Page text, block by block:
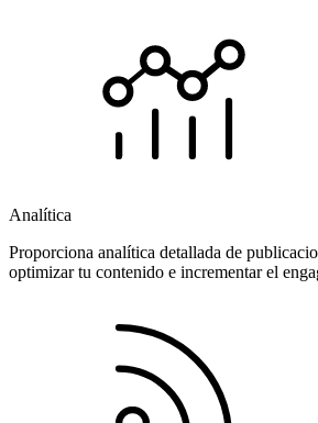
Analítica
Proporciona analítica detallada de
optimizar tu contenido e incrementar el